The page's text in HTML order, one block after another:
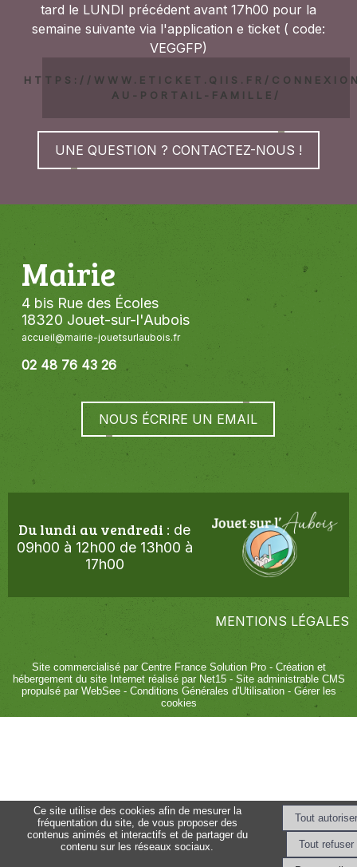
tard le LUNDI précédent avant 17h00 pour la
semaine suivante via l'application e ticket ( code:
VEGGFP)
HTTPS://WWW.ETICKET.QIIS.FR/
AU-PORTAIL-FAMILLE/
UNE QUESTION ? CONTACTEZ-NOUS !
Mairie
4 bis Rue des Écoles
18320 Jouet-sur-l'Aubois
accueil@mairie-jouetsurlaubois.fr
02 48 76 43 26
NOUS ÉCRIRE UN EMAIL
Du lundi au vendredi : de
09h00 à 12h00 de 13h00 à
17h00
MENTIONS LÉGALES
Site commercialisé par Centre France Solution Pro- Création et
hébergement du site Internet réalisé par Net15- Site administrable CMS
propulsé par WebSee- Conditions Générales d'Utilisation- Gérer les
cookies
Ce site utilise des cookies afin de mesurer la
fréquentation du site, de vous proposer des
contenus animés et interactifs et de partager du
contenu sur les réseaux sociaux.